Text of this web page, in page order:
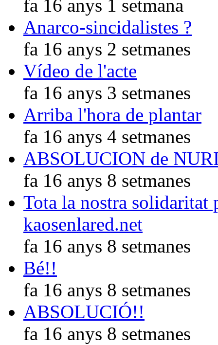
fa 16 anys 1 setmana
Anarco-sincidalistes ?
fa 16 anys 2 setmanes
Vídeo de l'acte
fa 16 anys 3 setmanes
Arriba l'hora de plantar
fa 16 anys 4 setmanes
ABSOLUCION de
fa 16 anys 8 setmanes
Tota la nostra solidaritat
kaosenlared.net
fa 16 anys 8 setmanes
Bé!!
fa 16 anys 8 setmanes
ABSOLUCIÓ!!
fa 16 anys 8 setmanes